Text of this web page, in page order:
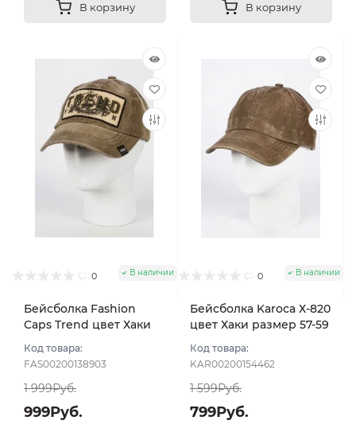
В корзину В корзину
0 В наличии
Бейсболка Fashion
Caps Trend цвет Хаки
Код товара:
FAS00200138903
1 999Руб.
999Руб.
0 В наличии
Бейсболка Karoca Х-820
цвет Хаки размер 57-59
Код товара:
KAR00200154462
1 599Руб.
799Руб.